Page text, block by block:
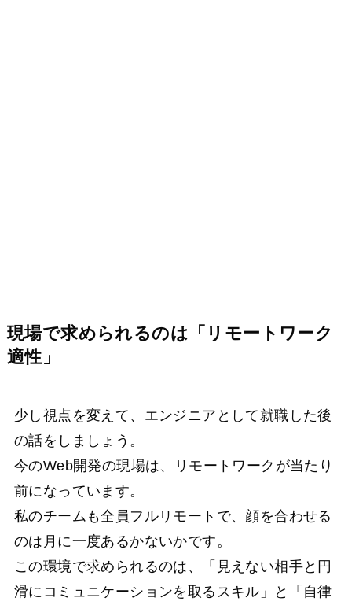
現場で求められるのは「リモートワーク
適性」
少し視点を変えて、エンジニアとして就職した後
の話をしましょう。
今のWeb開発の現場は、リモートワークが当たり
前になっています。
私のチームも全員フルリモートで、顔を合わせる
のは月に一度あるかないかです。
この環境で求められるのは、「見えない相手と円
滑にコミュニケーションを取るスキル」と「自律